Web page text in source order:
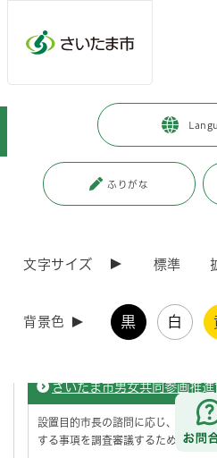
ふりがな
文字サイズ 標準
背景色 黒 白
市政情報 情報公開
附属機関及び協議会等
附属機関及び
さいたま市行政区画審議会に関する
さいたま市男女共同参画推
設置目的市長の諮問に応じ、男女共
する事項を調査審議するために設置